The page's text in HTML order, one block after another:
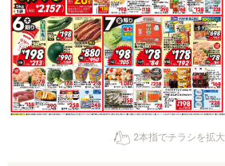
2本指でチラシを拡大